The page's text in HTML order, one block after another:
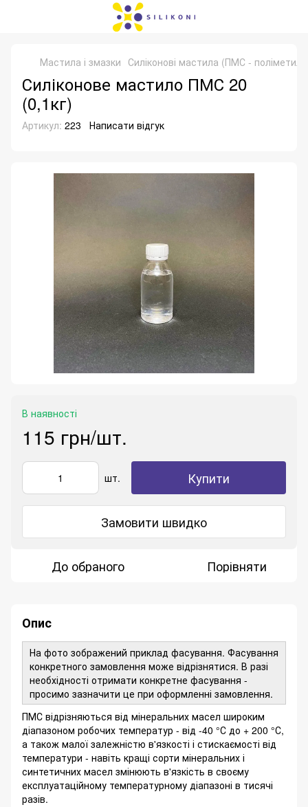
Мастила і змазки Силіконові мастила (ПМС -
Силіконове мастило ПМС 20
(0,1кг)
Артикул: 223 Написати відгук
В наявності
115 грн/шт.
шт. Купити
Замовити швидко
До обраного Порівняти
Опис
На фото зображений приклад фасування. Фасування
конкретного замовлення може відрізнятися. В разі
необхідності отримати конкретне фасування -
просимо зазначити це при оформленні замовлення.
ПМС відрізняються від мінеральних масел широким
діапазоном робочих температур - від -40 °С до + 200 °С,
а також малої залежністю в'язкості і стискаємості від
температури - навіть кращі сорти мінеральних і
синтетичних масел змінюють в'язкість в своєму
експлуатаційному температурному діапазоні в тисячі
разів.